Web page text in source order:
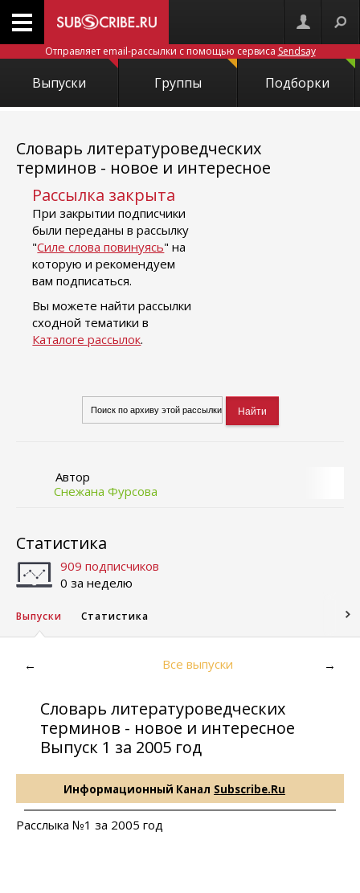
Отправляет email-рассылки с помощью сервиса Sendsay
Выпуски Группы Подборки
Словарь литературоведческих
терминов - новое и интересное
Рассылка закрыта
При закрытии подписчики
были переданы в рассылку
"Силе слова повинуясь" на
которую и рекомендуем
вам подписаться.
Вы можете найти рассылки
сходной тематики в
Каталоге рассылок.
Автор
Снежана Фурсова
Статистика
909 подписчиков
0 за неделю
Выпуски Статистика
← Все выпуски →
Словарь литературоведческих
терминов - новое и интересное
Выпуск 1 за 2005 год
Информационный Канал Subscribe.Ru
Расслыка №1 за 2005 год